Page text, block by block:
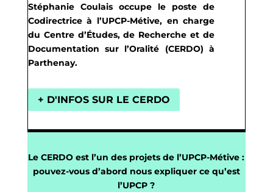
Stéphanie Coulais occupe le poste de
Codirectrice à l’UPCP-Métive, en charge
du Centre d’Études, de Recherche et de
Documentation sur l’Oralité (CERDO) à
Parthenay.
+ D'INFOS SUR LE CERDO
Le CERDO est l’un des projets de l’UPCP-Métive :
pouvez-vous d’abord nous expliquer ce qu’est
l’UPCP ?